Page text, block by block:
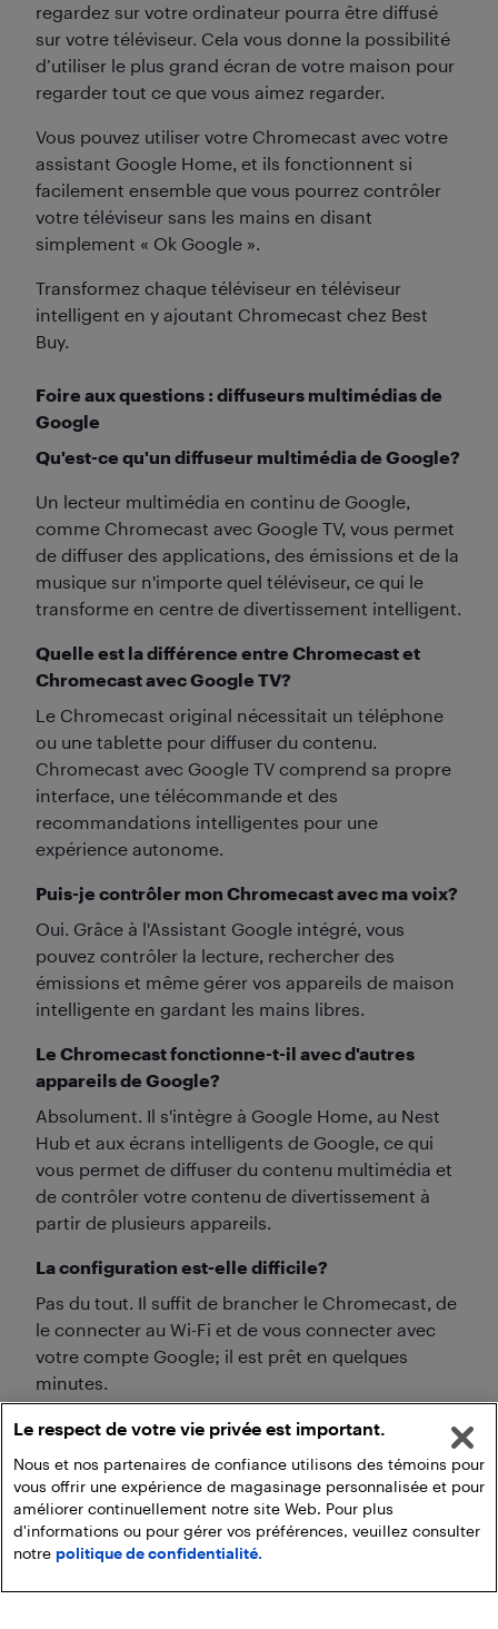
regardez sur votre ordinateur pourra être diffusé
sur votre téléviseur. Cela vous donne la possibilité
d’utiliser le plus grand écran de votre maison pour
regarder tout ce que vous aimez regarder.
Vous pouvez utiliser votre Chromecast avec votre
assistant Google Home, et ils fonctionnent si
facilement ensemble que vous pourrez contrôler
votre téléviseur sans les mains en disant
simplement « Ok Google ».
Transformez chaque téléviseur en téléviseur
intelligent en y ajoutant Chromecast chez Best
Buy.
Foire aux questions : diffuseurs multimédias de
Google
Qu'est-ce qu'un diffuseur multimédia de Google?
Un lecteur multimédia en continu de Google,
comme Chromecast avec Google TV, vous permet
de diffuser des applications, des émissions et de la
musique sur n'importe quel téléviseur, ce qui le
transforme en centre de divertissement intelligent.
Quelle est la différence entre Chromecast et
Chromecast avec Google TV?
Le Chromecast original nécessitait un téléphone
ou une tablette pour diffuser du contenu.
Chromecast avec Google TV comprend sa propre
interface, une télécommande et des
recommandations intelligentes pour une
expérience autonome.
Puis-je contrôler mon Chromecast avec ma voix?
Oui. Grâce à l'Assistant Google intégré, vous
pouvez contrôler la lecture, rechercher des
émissions et même gérer vos appareils de maison
intelligente en gardant les mains libres.
Le Chromecast fonctionne-t-il avec d'autres
appareils de Google?
Absolument. Il s'intègre à Google Home, au Nest
Hub et aux écrans intelligents de Google, ce qui
vous permet de diffuser du contenu multimédia et
de contrôler votre contenu de divertissement à
partir de plusieurs appareils.
La configuration est-elle difficile?
Pas du tout. Il suffit de brancher le Chromecast, de
le connecter au Wi-Fi et de vous connecter avec
votre compte Google; il est prêt en quelques
minutes.
Le respect de votre vie privée est important.
Nous et nos partenaires de confiance utilisons des témoins pour
vous offrir une expérience de magasinage personnalisée et pour
améliorer continuellement notre site Web. Pour plus
d'informations ou pour gérer vos préférences, veuillez consulter
notre politique de confidentialité.